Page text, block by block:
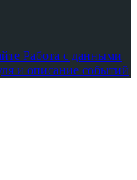
Работа с данными
и описание событий